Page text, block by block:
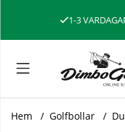
1-3
Hem Golfbollar